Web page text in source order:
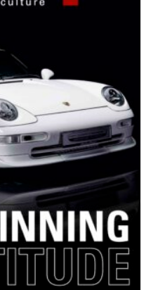
STORE BY WERK1
| cars |
jetzt die
01 | 2025
online